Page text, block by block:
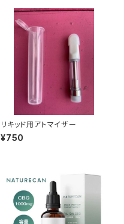
リキッド用アトマイザー
¥750